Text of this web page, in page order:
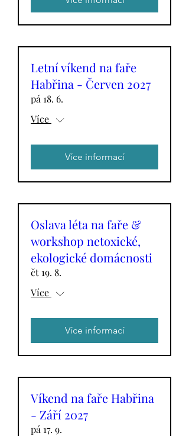
Letní víkend na faře
Habřina - Červen 2027
pá 18. 6.
Více
Více informací
Oslava léta na faře &
workshop netoxické,
ekologické domácnosti
čt 19. 8.
Více
Více informací
Víkend na faře Habřina
- Září 2027
pá 17. 9.